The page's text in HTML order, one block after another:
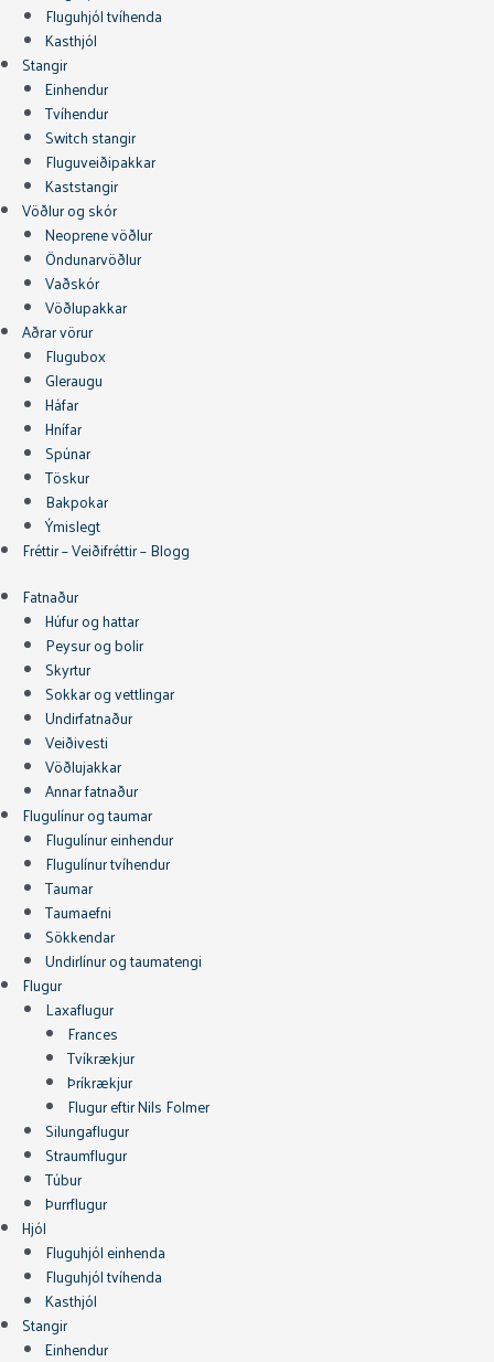
Fluguhjól tvíhenda
Kasthjól
Stangir
Einhendur
Tvíhendur
Switch stangir
Fluguveiðipakkar
Kaststangir
Vöðlur og skór
Neoprene vöðlur
Öndunarvöðlur
Vaðskór
Vöðlupakkar
Aðrar vörur
Flugubox
Gleraugu
Háfar
Hnífar
Spúnar
Töskur
Bakpokar
Ýmislegt
Fréttir – Veiðifréttir – Blogg
Fatnaður
Húfur og hattar
Peysur og bolir
Skyrtur
Sokkar og vettlingar
Undirfatnaður
Veiðivesti
Vöðlujakkar
Annar fatnaður
Flugulínur og taumar
Flugulínur einhendur
Flugulínur tvíhendur
Taumar
Taumaefni
Sökkendar
Undirlínur og taumatengi
Flugur
Laxaflugur
Frances
Tvíkrækjur
Þríkrækjur
Flugur eftir Nils Folmer
Silungaflugur
Straumflugur
Túbur
Þurrflugur
Hjól
Fluguhjól einhenda
Fluguhjól tvíhenda
Kasthjól
Stangir
Einhendur